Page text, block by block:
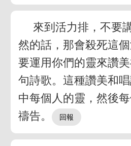
來到活力排，不要
然的話，那會殺死這
要運用你們的靈來讚
句詩歌。這種讚美和
中每個人的靈，然後
禱告。